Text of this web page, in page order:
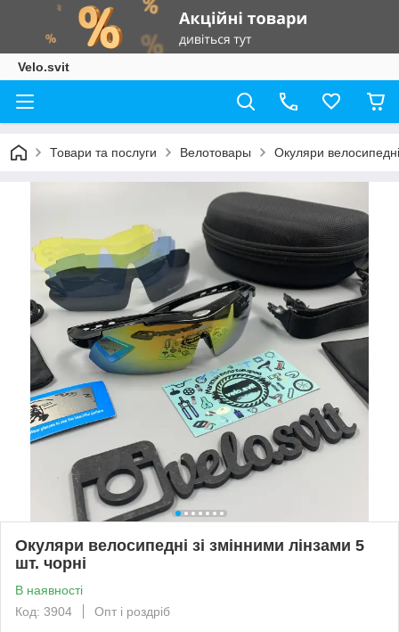
Velo.svit
Товари та послуги Велотовары Окуляри
Окуляри велосипедні зі змінними лінзами 5
шт. чорні
В наявності
Код: 3904
Опт і роздріб